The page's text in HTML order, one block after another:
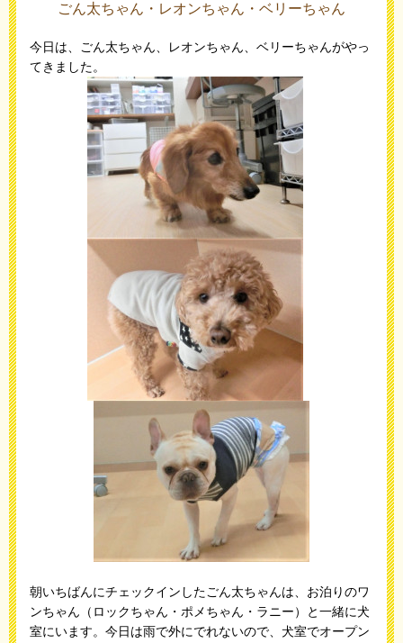
ごん太ちゃん・レオンちゃん・ベリーちゃん
今日は、ごん太ちゃん、レオンちゃん、ベリーちゃんがやっ
てきました。
朝いちばんにチェックインしたごん太ちゃんは、お泊りのワ
ンちゃん（ロックちゃん・ポメちゃん・ラニー）と一緒に犬
室にいます。今日は雨で外にでれないので、犬室でオープン